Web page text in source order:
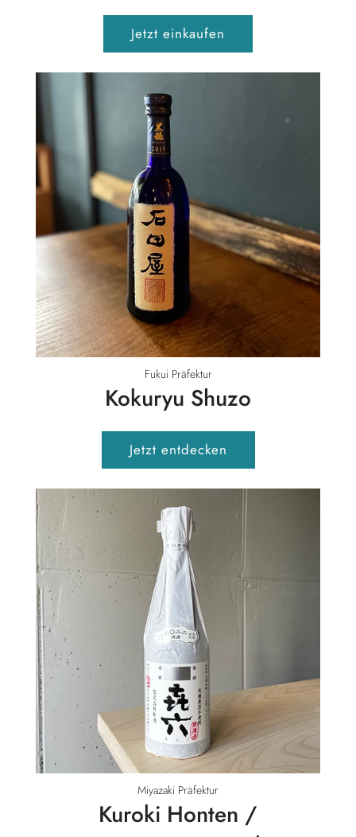
Jetzt einkaufen
Fukui Präfektur
Kokuryu Shuzo
Jetzt entdecken
Miyazaki Präfektur
Kuroki Honten /